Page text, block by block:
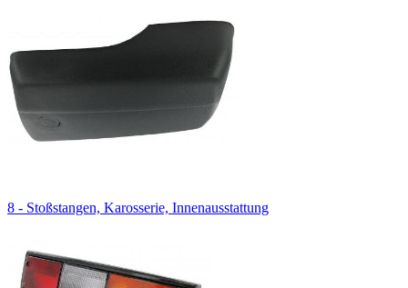
8 - Stoßstangen, Karosserie, Innenausstattung